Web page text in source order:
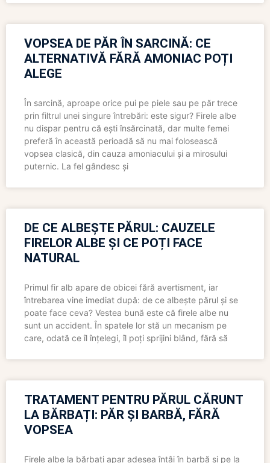
VOPSEA DE PĂR ÎN SARCINĂ: CE
ALTERNATIVĂ FĂRĂ AMONIAC POȚI
ALEGE
În sarcină, aproape orice pui pe piele sau pe păr trece
prin filtrul unei singure întrebări: este sigur? Firele albe
nu dispar pentru că ești însărcinată, dar multe femei
preferă în această perioadă să nu mai folosească
vopsea clasică, din cauza amoniacului și a mirosului
puternic. La fel gândesc și
DE CE ALBEȘTE PĂRUL: CAUZELE
FIRELOR ALBE ȘI CE POȚI FACE
NATURAL
Primul fir alb apare de obicei fără avertisment, iar
întrebarea vine imediat după: de ce albește părul și se
poate face ceva? Vestea bună este că firele albe nu
sunt un accident. În spatele lor stă un mecanism pe
care, odată ce îl înțelegi, îl poți sprijini blând, fără să
TRATAMENT PENTRU PĂRUL CĂRUNT
LA BĂRBAȚI: PĂR ȘI BARBĂ, FĂRĂ
VOPSEA
Firele albe la bărbați apar adesea întâi în barbă și pe la